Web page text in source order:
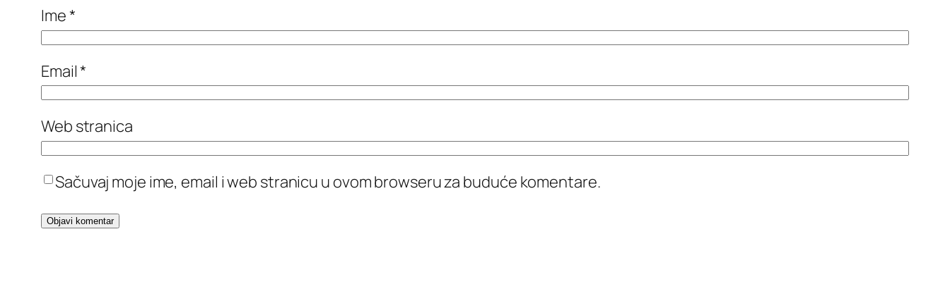
Ime*
Email*
Web stranica
Sačuvaj moje ime, email i web stranicu u ovom browseru za buduće komentare.